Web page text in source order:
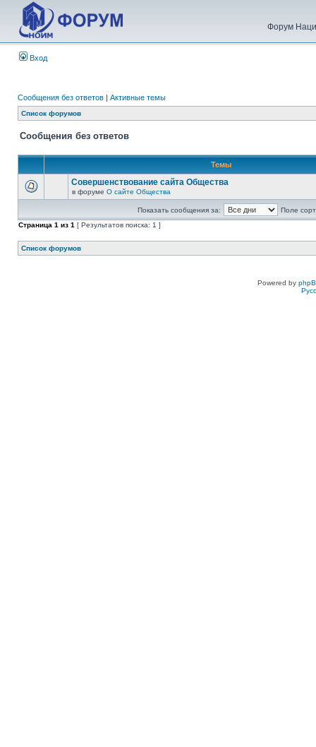
Форум
Вход
Сообщения без ответов | Активные темы
Список форумов
Сообщения без ответов
Темы
Совершенствование сайта Общества
в форуме О сайте Общества
Показать сообщения за:
Поле
Страница 1 из 1 [ Результатов поиска: 1 ]
Список форумов
Powered by